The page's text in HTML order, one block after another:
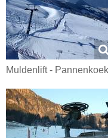
Muldenlift -